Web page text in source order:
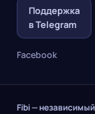
Поддержка
в Telegram
Facebook
Fibi —